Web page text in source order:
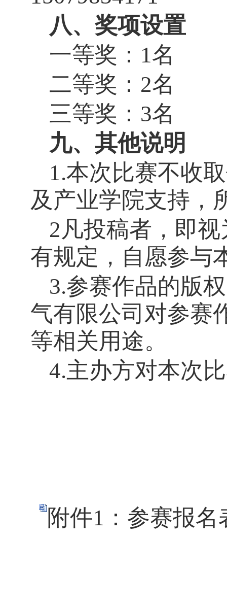
八、奖项设置
一等奖：1名
二等奖：2名
三等奖：3名
九、其他说明
1.本次比赛不收
及产业学院支持，
2凡投稿者，即
有规定，自愿参与
3.参赛作品的版
气有限公司对参赛
等相关用途。
4.主办方对本次
附件1：参赛报名